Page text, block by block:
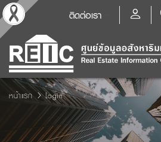
ติดต่อเรา
หน้าแรก Login